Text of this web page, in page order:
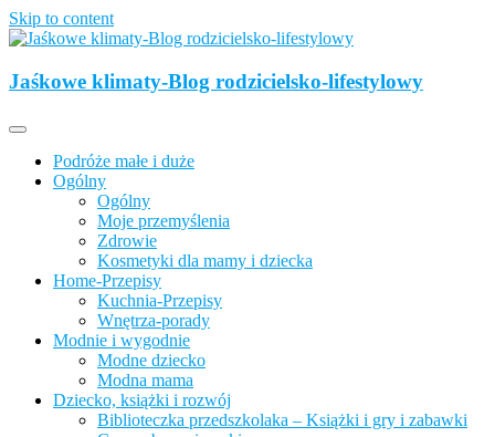
Skip to content
Jaśkowe klimaty-Blog rodzicielsko-
z dzieckiem, lubimy podróże, odkrywamy miejsca przyjazne
Jaśkowe klimaty-Blog rodzicielsko-lifestylowy
Podróże małe i duże
Ogólny
Ogólny
Moje przemyślenia
Zdrowie
Kosmetyki dla mamy i dziecka
Home-Przepisy
Kuchnia-Przepisy
Wnętrza-porady
Modnie i wygodnie
Modne dziecko
Modna mama
Dziecko, książki i rozwój
Biblioteczka przedszkolaka – Książki i gry i zabawki